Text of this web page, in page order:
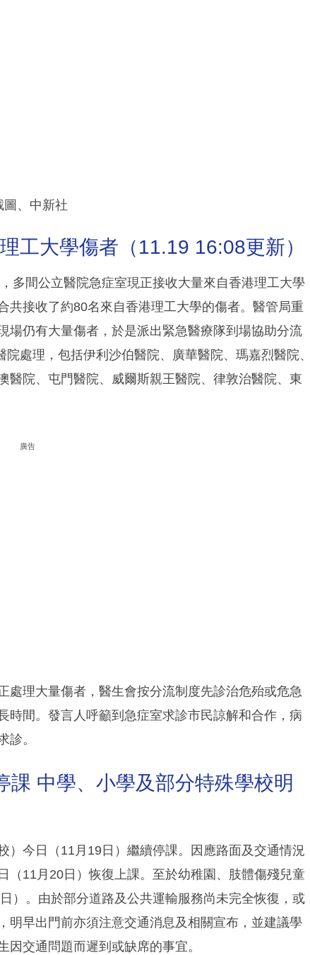
、中新社
工大學傷者（11.19 16:08更新）
多間公立醫院急症室現正接收大量來自香港理工大學
共接收了約80名來自香港理工大學的傷者。醫管局重
場仍有大量傷者，於是派出緊急醫療隊到場協助分流
處理，包括伊利沙伯醫院、廣華醫院、瑪嘉烈醫院、
醫院、屯門醫院、威爾斯親王醫院、律敦治醫院、東
廣告
處理大量傷者，醫生會按分流制度先診治危殆或危急
時間。發言人呼籲到急症室求診市民諒解和合作，病
診。
課 中學、小學及部分特殊學校明
）今日（‪11月19日‬）繼續停課。因應路面及交通情況
（‪11月20日‬）恢復上課。至於幼稚園、肢體傷殘兒童
）。由於部分道路及公共運輸服務尚未完全恢復，或
明早出門前亦須注意交通消息及相關宣布，並建議學
交通問題而遲到或缺席的事宜。